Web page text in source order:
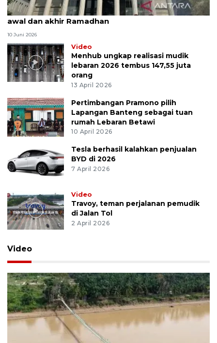
MK uji materi UU Peradilan Agama perihal isbat
awal dan akhir Ramadhan
10 Juni 2026
Video
Menhub ungkap realisasi mudik
lebaran 2026 tembus 147,55 juta
orang
13 April 2026
Pertimbangan Pramono pilih
Lapangan Banteng sebagai tuan
rumah Lebaran Betawi
10 April 2026
Tesla berhasil kalahkan penjualan
BYD di 2026
7 April 2026
Video
Travoy, teman perjalanan pemudik
di Jalan Tol
2 April 2026
Video